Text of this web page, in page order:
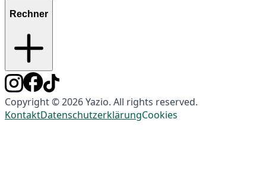
Rechner
Copyright © 2026 Yazio. All rights reserved.
KontaktDatenschutzerklärungCookies